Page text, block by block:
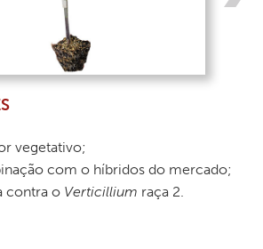
vegetativo;
com o híbridos do mercado;
contra o Verticillium raça 2.